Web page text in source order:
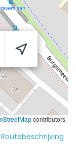
contributors
Routebeschrijving